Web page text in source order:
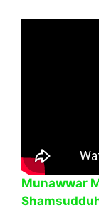
Munawwar